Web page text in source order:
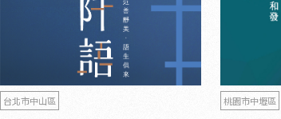
台北市中山區 桃園市中壢區